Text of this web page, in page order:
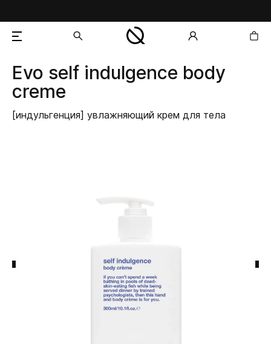
добавлен в корзину
Evo self indulgence body
creme
[индульгенция] увлажняющий крем для тела